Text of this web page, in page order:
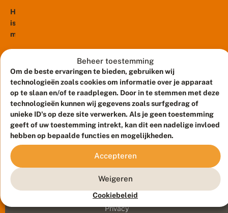
Beheer toestemming
Om de beste ervaringen te bieden, gebruiken wij
technologieën zoals cookies om informatie over je apparaat
op te slaan en/of te raadplegen. Door in te stemmen met deze
technologieën kunnen wij gegevens zoals surfgedrag of
unieke ID's op deze site verwerken. Als je geen toestemming
geeft of uw toestemming intrekt, kan dit een nadelige invloed
hebben op bepaalde functies en mogelijkheden.
Accepteren
Weigeren
Cookiebeleid
g
e
n
m
e
l
a
n
g
e
s
p
r
i
e
t
e
n
–
o
Het
is
maar
van
enkele
millimeters
groot
dat
opvalt
door
zijn
fluorescerende
kleuren
lange
Meld waarnemingen
© 2026 Vlinderstichting
Blue Field Agency
Privacy